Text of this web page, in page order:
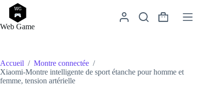
Passer
contenu
Web Game
Panier
Accueil / Montre connectée /
Xiaomi-Montre intelligente de sport étanche pour homme et
femme, tension artérielle